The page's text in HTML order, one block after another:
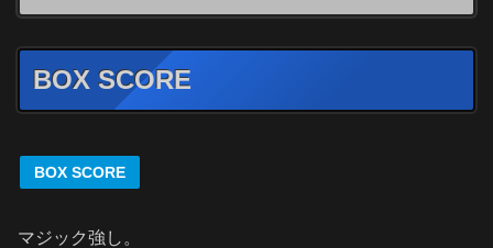
BOX SCORE
BOX SCORE
マジック強し。